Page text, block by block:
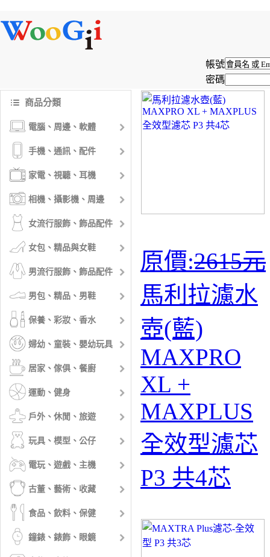
帳號
密碼
商品分類
電腦、周邊、軟體
手機、通訊、配件
家電、視聽、耳機
相機、攝影機、周邊
女流行服飾、飾品配件
女包、精品與女鞋
男流行服飾、飾品配件
男包、精品、男鞋
保養、彩妝、香水
婦幼、童裝、嬰幼玩具
居家、傢俱、餐廚
運動、健身
戶外、休閒、旅遊
玩具、模型、公仔
電玩、遊戲、主機
古董、藝術、收藏
食品、飲料、保健
鐘錶、錶飾、眼鏡
原價:2615元
馬利拉濾水
壺(藍)
MAXPRO
XL +
MAXPLUS
全效型濾芯
P3 共4芯